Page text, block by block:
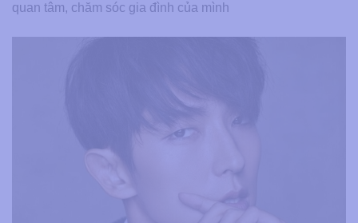
quan tâm, chăm sóc gia đình của mình